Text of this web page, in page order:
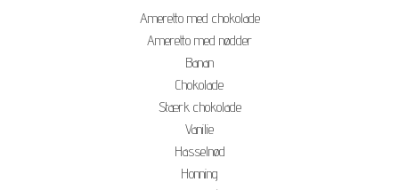
Ameretto med chokolade
Ameretto med nødder
Banan
Chokolade
Stærk chokolade
Vanilie
Hasselnød
Honning